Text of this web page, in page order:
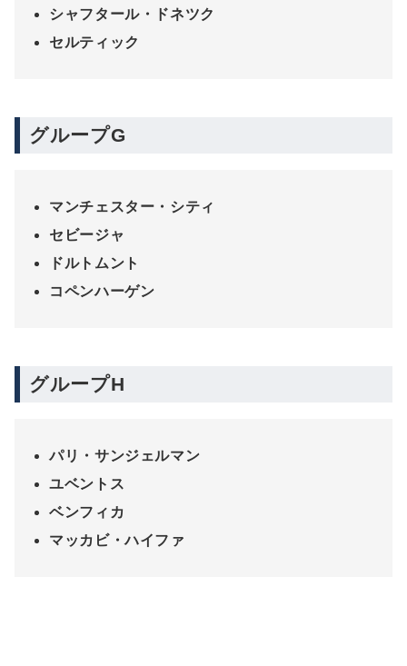
シャフタール・ドネツク
セルティック
グループG
マンチェスター・シティ
セビージャ
ドルトムント
コペンハーゲン
グループH
パリ・サンジェルマン
ユベントス
ベンフィカ
マッカビ・ハイファ